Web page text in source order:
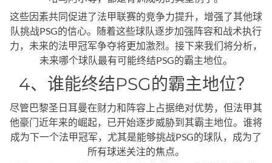
这些因素共同促进了法甲联赛的竞争力提升，增强了其他球
队挑战PSG的信心。随着这些球队逐步加强阵容和战术执行
力，未来的法甲冠军争夺将更加激烈。接下来我们将分析，
未来哪个球队最有可能终结PSG的霸主地位。
4、谁能终结PSG的霸主地位？
尽管巴黎圣日耳曼在财力和阵容上占据绝对优势，但法甲其
他豪门近年来的崛起，已开始逐步威胁到其霸主地位。谁将
成为下一个法甲冠军，尤其是能够挑战PSG的球队，成为了
所有球迷关注的焦点。